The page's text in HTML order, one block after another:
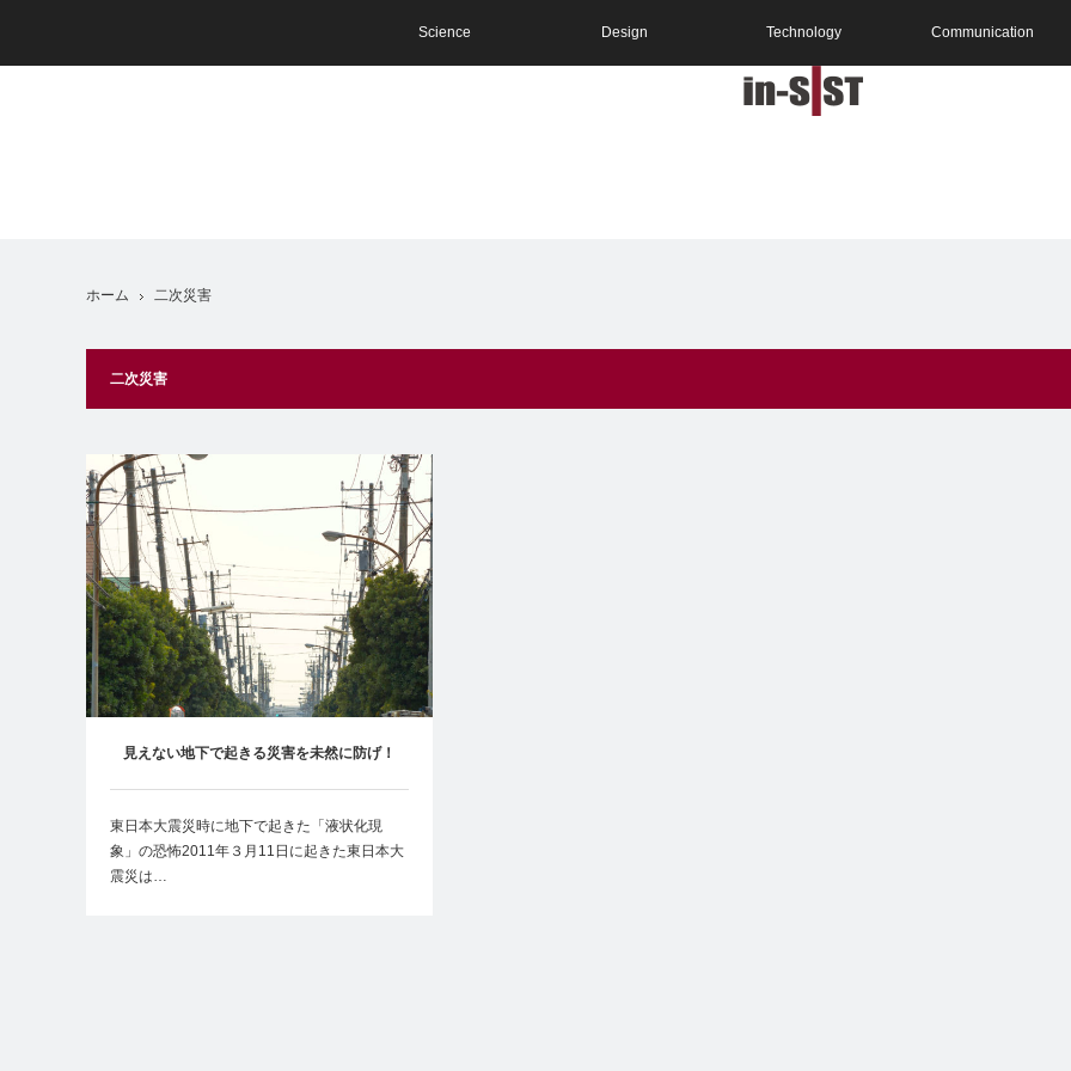
Science Design Technology Communication
ホーム 二次災害
二次災害
見えない地下で起きる災害を未然に防げ！
東日本大震災時に地下で起きた「液状化現
象」の恐怖2011年３月11日に起きた東日本大
震災は…